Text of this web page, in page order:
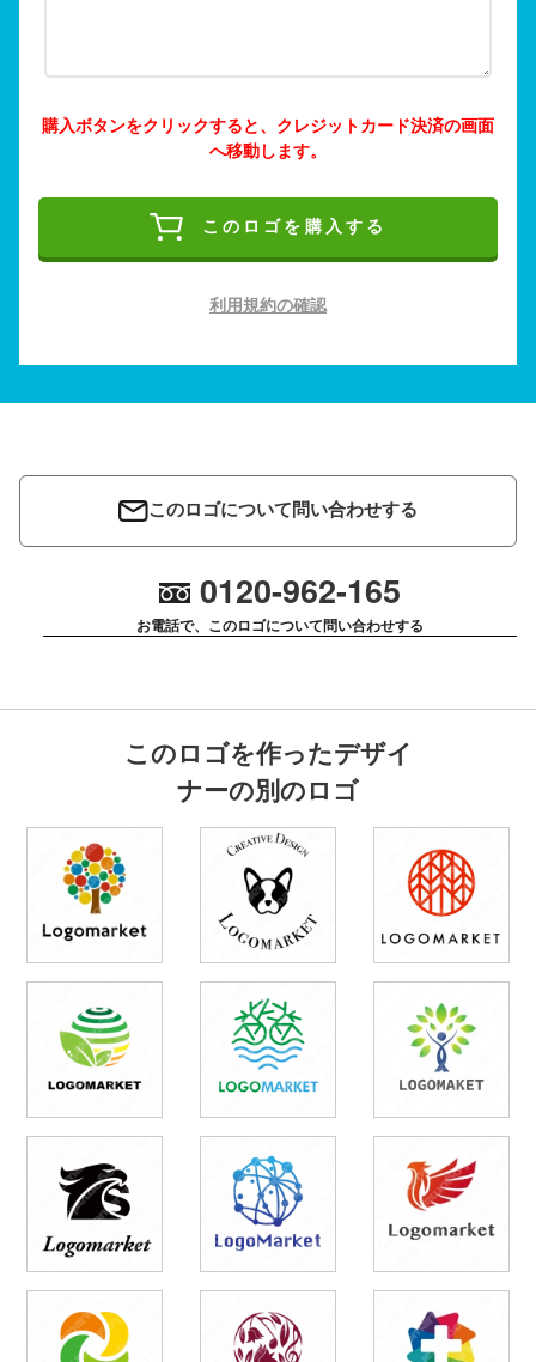
購入ボタンをクリックすると、クレジットカード決済の画面
へ移動します。
このロゴを購入する
利用規約の確認
このロゴについて問い合わせする
0120-962-165
お電話で、このロゴについて問い合わせする
このロゴを作ったデザイ
ナーの別のロゴ